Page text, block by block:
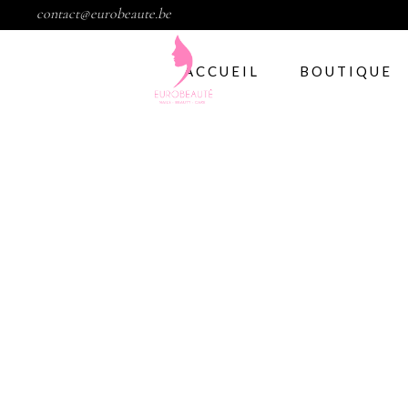
contact@eurobeaute.be
ACCUEIL BOUTIQUE